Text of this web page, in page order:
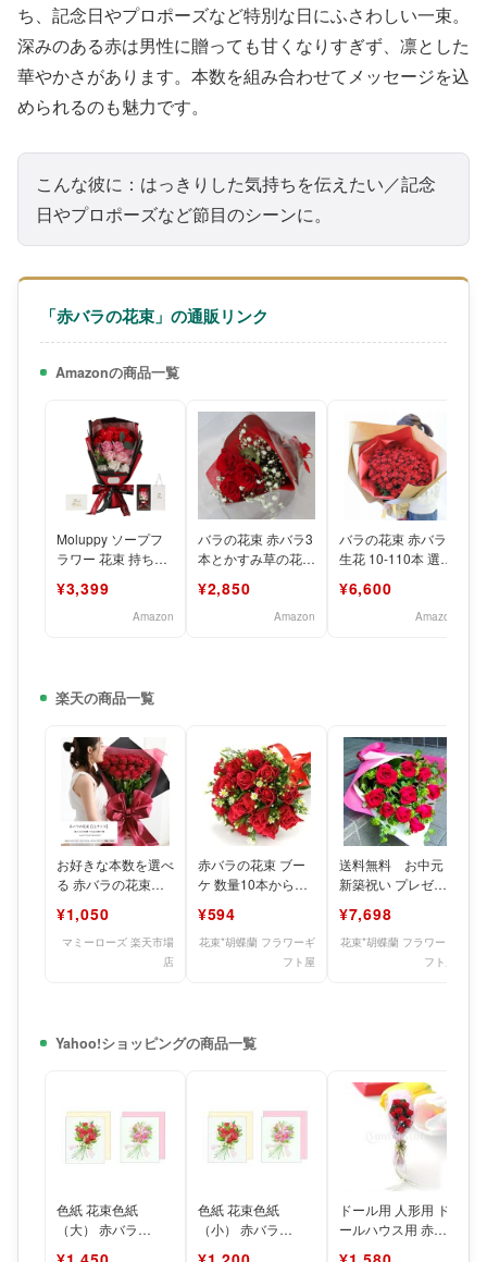
ち、記念日やプロポーズなど特別な日にふさわしい一束。
深みのある赤は男性に贈っても甘くなりすぎず、凛とした
華やかさがあります。本数を組み合わせてメッセージを込
められるのも魅力です。
こんな彼に：はっきりした気持ちを伝えたい／記念
日やプロポーズなど節目のシーンに。
「赤バラの花束」の通販リンク
Amazonの商品一覧
Moluppy ソープフ
ラワー 花束 持ち運
き ボックス付き
¥3,399
Amazon
バラの花束 赤バラ3
本とかすみ草の花束
告白 還暦の御祝い
¥2,850
Amazon
バラの花束 赤バラ
生花 10-110本 選べ
還暦祝い・プ
¥6,600
Amazon
楽天の商品一覧
お好きな本数を選べ
る 赤バラの花束
大輪 到着日指定可
能 誕生
¥1,050
マミーローズ 楽天市場
店
赤バラの花束 ブー
ケ 数量10本からお
下は自動お取消し）
誕生日
¥594
花束*胡蝶蘭 フラワーギ
フト屋
送料無料 お中元
新築祝い プレゼン
の花束 新築祝い 花
人
¥7,698
花束*胡蝶蘭 フラワーギ
フト屋
Yahoo!ショッピングの商品一覧
色紙 花束色紙
（大） 赤バラ
色紙 花束色紙
（小） 赤バラ
ドール用 人形用 ド
ールハウス用 赤い